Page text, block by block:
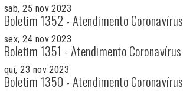
sab, 25 nov 2023
Boletim 1352 - Atendimento Coronavírus
sex, 24 nov 2023
Boletim 1351 - Atendimento Coronavírus
qui, 23 nov 2023
Boletim 1350 - Atendimento Coronavírus